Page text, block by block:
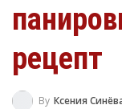
рецепт
By Ксения